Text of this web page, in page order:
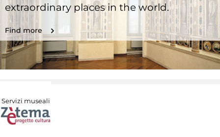
extraordinary places in the world.
Find more
Servizi museali